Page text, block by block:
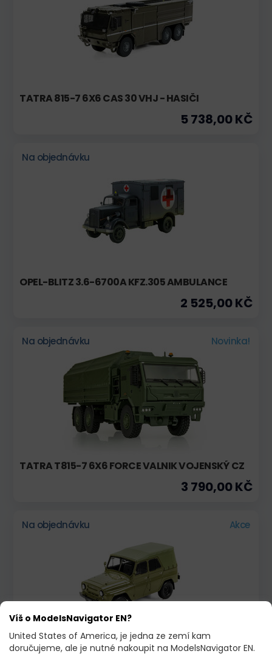
TATRA 815-7 6X6 CAS 30 VHJ - HASIČI
5 738,00 KČ
Na objednávku
OPEL-BLITZ 3.6-6700A KFZ.305 AMBULANCE
2 525,00 KČ
Na objednávku Novinka!
TATRA T815-7 6X6 FORCE VALNIK VOJENSKÝ CZ
3 790,00 KČ
Na objednávku Akce
UAZ 469, ZELENÁ, 1975
Víš o ModelsNavigator EN?
United States of America, je jedna ze zemí kam
doručujeme, ale je nutné nakoupit na ModelsNavigator EN.